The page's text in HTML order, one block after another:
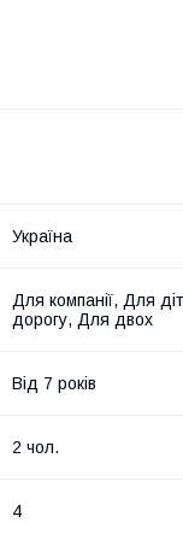
Україна
Для компанії, Для
дорогу, Для двох
Від 7 років
2 чол.
4